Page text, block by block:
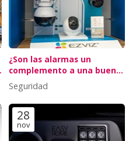
¿Son las alarmas un
complemento a una buena
cerradura?
Seguridad
28
nov